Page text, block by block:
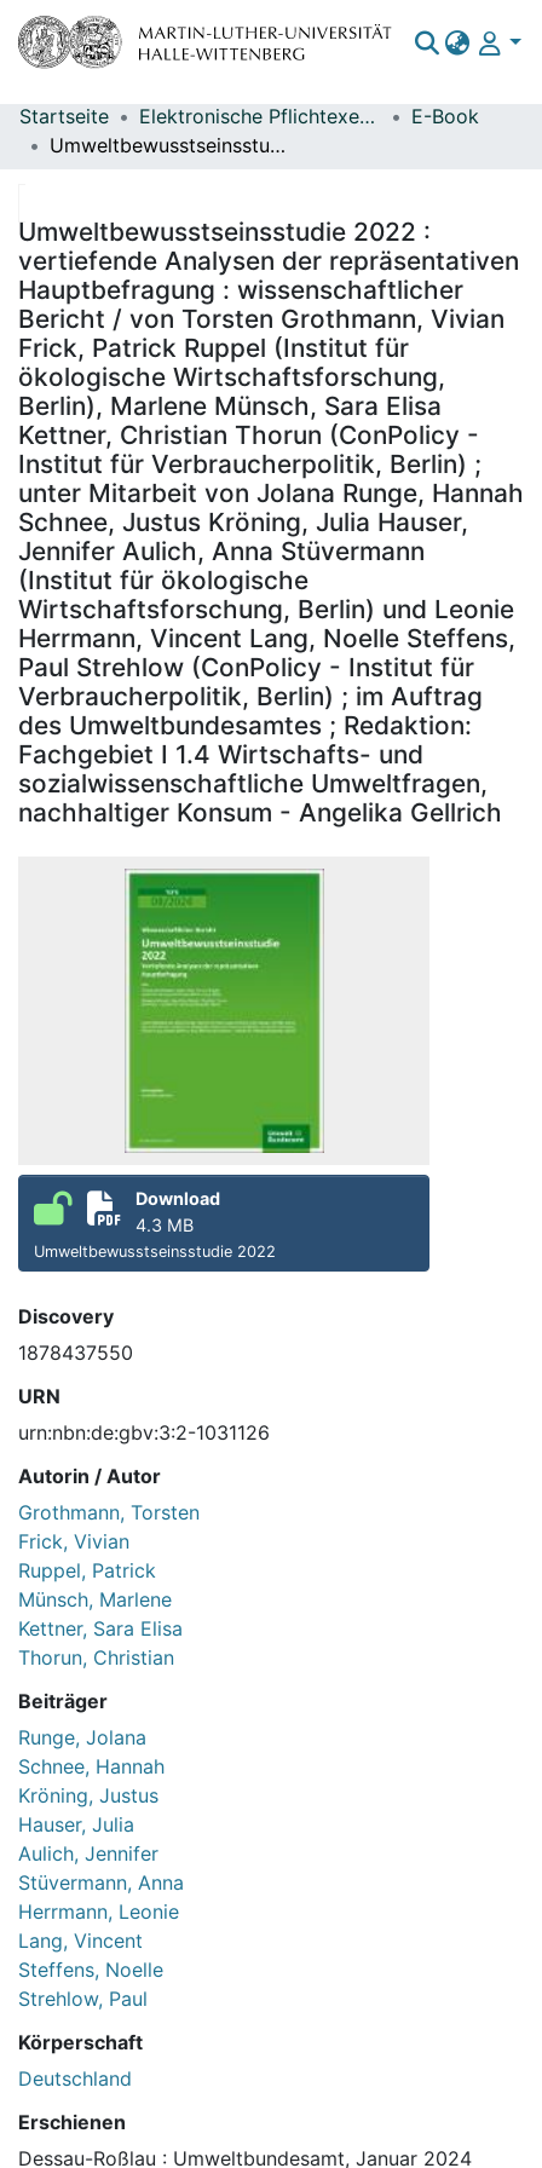
Bereiche & Sammlungen
Statistiken
Startseite Elektronische Pflichtexemplare
E-Book
Umweltbewusstseinsstudie 2022 : vertiefende Analysen der repräsentativen Hauptbefragung : wissenschaftlicher Bericht / von Torsten Grothmann, Vivian Frick, Patrick Ruppel (Institut für ökologische Wirtschaftsforschung, Berlin), Marlene Münsch, Sara Elisa Kettner, Christian Thorun (ConPolicy - Institut für Verbraucherpolitik, Berlin) ; unter Mitarbeit von Jolana Runge, Hannah Schnee, Justus Kröning, Julia Hauser, Jennifer Aulich, Anna Stüvermann (Institut für ökologische Wirtschaftsforschung, Berlin) und Leonie Herrmann, Vincent Lang, Noelle Steffens, Paul Strehlow (ConPolicy - Institut für Verbraucherpolitik, Berlin) ; im Auftrag des Umweltbundesamtes ; Redaktion: Fachgebiet I 1.4 Wirtschafts- und sozialwissenschaftliche Umweltfragen, nachhaltiger Konsum - Angelika Gellrich
Umweltbewusstseinsstudie 2022 :
vertiefende Analysen der repräsentativen
Hauptbefragung : wissenschaftlicher
Bericht / von Torsten Grothmann, Vivian
Frick, Patrick Ruppel (Institut für
ökologische Wirtschaftsforschung,
Berlin), Marlene Münsch, Sara Elisa
Kettner, Christian Thorun (ConPolicy -
Institut für Verbraucherpolitik, Berlin) ;
unter Mitarbeit von Jolana Runge, Hannah
Schnee, Justus Kröning, Julia Hauser,
Jennifer Aulich, Anna Stüvermann
(Institut für ökologische
Wirtschaftsforschung, Berlin) und Leonie
Herrmann, Vincent Lang, Noelle Steffens,
Paul Strehlow (ConPolicy - Institut für
Verbraucherpolitik, Berlin) ; im Auftrag
des Umweltbundesamtes ; Redaktion:
Fachgebiet I 1.4 Wirtschafts- und
sozialwissenschaftliche Umweltfragen,
nachhaltiger Konsum - Angelika Gellrich
Download
4.3 MB
Umweltbewusstseinsstudie 2022
Discovery
1878437550
URN
urn:nbn:de:gbv:3:2-1031126
Autorin / Autor
Grothmann, Torsten
Frick, Vivian
Ruppel, Patrick
Münsch, Marlene
Kettner, Sara Elisa
Thorun, Christian
Beiträger
Runge, Jolana
Schnee, Hannah
Kröning, Justus
Hauser, Julia
Aulich, Jennifer
Stüvermann, Anna
Herrmann, Leonie
Lang, Vincent
Steffens, Noelle
Strehlow, Paul
Körperschaft
Deutschland
Erschienen
Dessau-Roßlau : Umweltbundesamt, Januar 2024